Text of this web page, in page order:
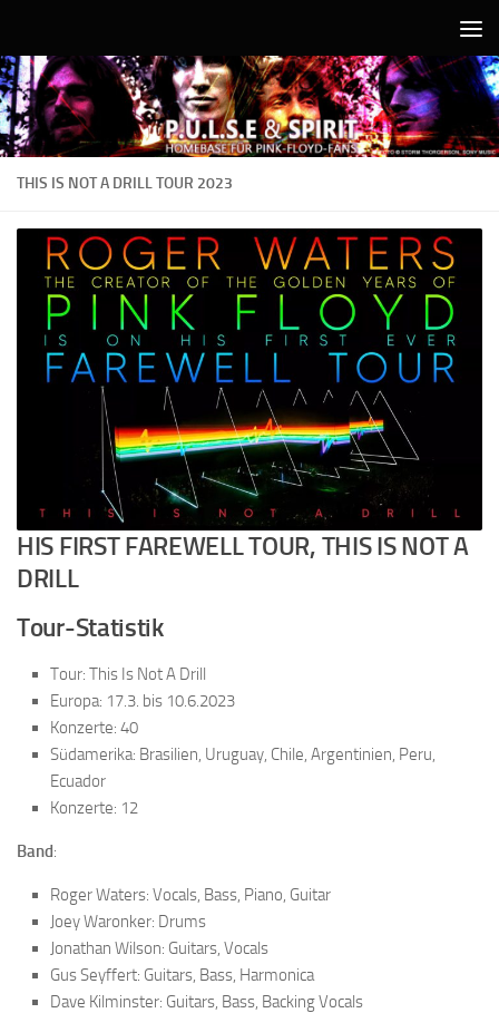
THIS IS NOT A DRILL TOUR 2023
HIS FIRST FAREWELL TOUR, THIS IS NOT A
DRILL
Tour-Statistik
Tour: This Is Not A Drill
Europa: 17.3. bis 10.6.2023
Konzerte: 40
Südamerika: Brasilien, Uruguay, Chile, Argentinien, Peru,
Ecuador
Konzerte: 12
Band:
Roger Waters: Vocals, Bass, Piano, Guitar
Joey Waronker: Drums
Jonathan Wilson: Guitars, Vocals
Gus Seyffert: Guitars, Bass, Harmonica
Dave Kilminster: Guitars, Bass, Backing Vocals